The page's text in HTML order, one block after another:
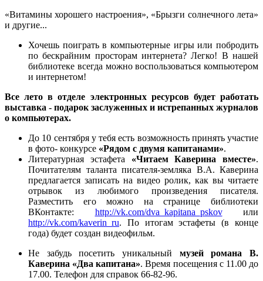
«Витамины хорошего настроения», «Брызги солнечного лета»
и другие...
Хочешь поиграть в компьютерные игры или побродить
по бескрайним просторам интернета? Легко! В нашей
библиотеке всегда можно воспользоваться компьютером
и интернетом!
Все лето в отделе электронных ресурсов будет работать
выставка - подарок заслуженных и истрепанных журналов
о компьютерах.
До 10 сентября у тебя есть возможность принять участие
в фото- конкурсе «Рядом с двумя капитанами».
Литературная эстафета «Читаем Каверина вместе».
Почитателям таланта писателя-земляка В.А. Каверина
предлагается записать на видео ролик, как вы читаете
отрывок из любимого произведения писателя.
Разместить его можно на странице библиотеки
ВКонтакте: http://vk.com/dva_kapitana_pskovили
http://vk.com/kaverin_ru. По итогам эстафеты (в конце
года) будет создан видеофильм.
Не забудь посетить уникальный музей романа В.
Каверина «Два капитана». Время посещения с 11.00 до
17.00. Телефон для справок 66-82-96.